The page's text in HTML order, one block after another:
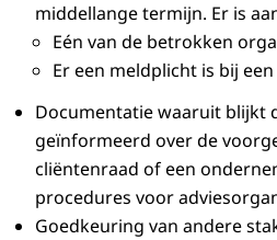
middellange termijn. Er is
Eén van de betrokken
Er een meldplicht is bij
Documentatie waaruit blijkt
geïnformeerd over de
cliëntenraad of een
procedures voor
Goedkeuring van andere